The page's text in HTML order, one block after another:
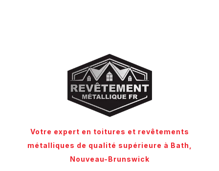
Votre expert en toitures et revêtements
métalliques de qualité supérieure à Bath,
Nouveau-Brunswick